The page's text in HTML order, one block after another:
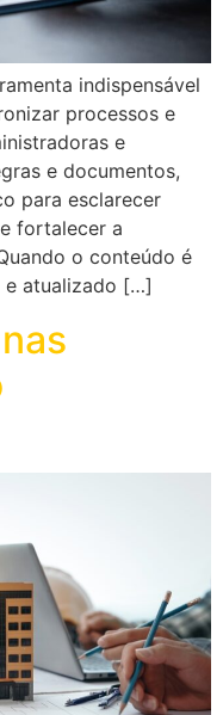
indispensável
processos e
e
e documentos,
para esclarecer
fortalecer a
o conteúdo é
e atualizado […]